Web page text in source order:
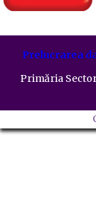
Prelucrarea
Primăria